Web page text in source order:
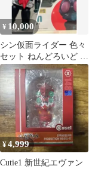
¥ 10,000
シン仮面ライダー 色々
セット ねんどろいど 一
番くじ アクリルスタン
ド 他
¥4,999
Cutie1 新世紀エヴァン